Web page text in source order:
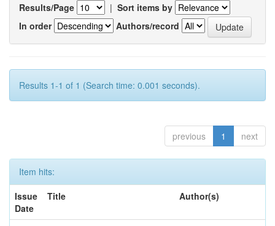
Results/Page | Sort items by
In order
Authors/record
Results 1-1 of 1 (Search time: 0.001 seconds).
previous 1 next
Item hits:
Issue
Date
Title Author(s)